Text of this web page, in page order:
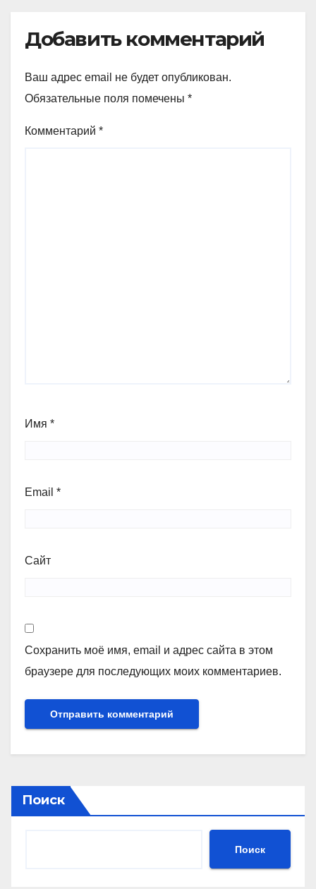
Добавить комментарий
Ваш адрес email не будет опубликован.
Обязательные поля помечены *
Комментарий *
Имя *
Email *
Сайт
Сохранить моё имя, email и адрес сайта в этом
браузере для последующих моих комментариев.
Поиск
Поиск